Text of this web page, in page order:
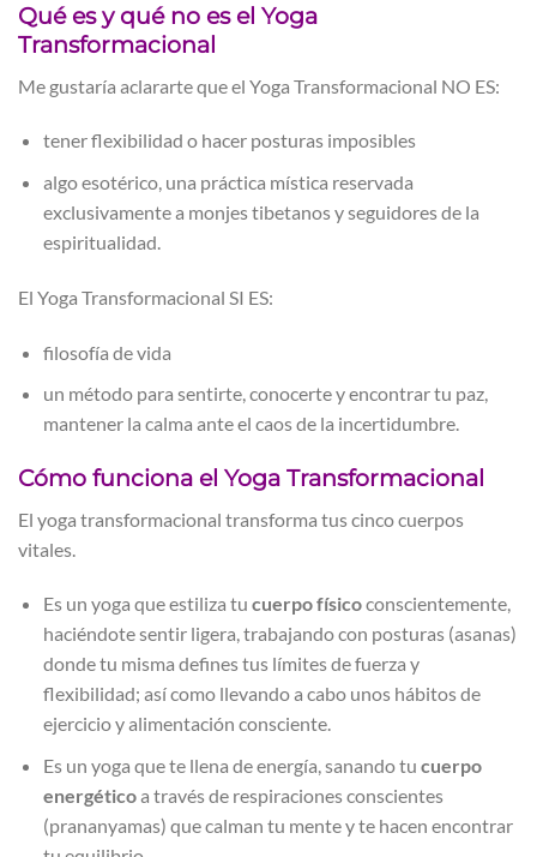
Qué es y qué no es el Yoga
Transformacional
Me gustaría aclararte que el Yoga Transformacional NO ES:
tener flexibilidad o hacer posturas imposibles
algo esotérico, una práctica mística reservada
exclusivamente a monjes tibetanos y seguidores de la
espiritualidad.
El Yoga Transformacional SI ES:
filosofía de vida
un método para sentirte, conocerte y encontrar tu paz,
mantener la calma ante el caos de la incertidumbre.
Cómo funciona el Yoga Transformacional
El yoga transformacional transforma tus cinco cuerpos
vitales.
Es un yoga que estiliza tu cuerpo físicoconscientemente,
haciéndote sentir ligera, trabajando con posturas (asanas)
donde tu misma defines tus límites de fuerza y
flexibilidad; así como llevando a cabo unos hábitos de
ejercicio y alimentación consciente.
Es un yoga que te llena de energía, sanando tu cuerpo
energéticoa través de respiraciones conscientes
(prananyamas) que calman tu mente y te hacen encontrar